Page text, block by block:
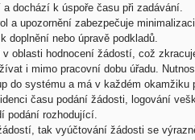
dochází k úspoře času při zadávání.
a upozornění zabezpečuje
doplnění nebo úpravě podkladů.
oblasti hodnocení žádostí, což
i mimo pracovní dobu úřadu.
do systému a má v každém okamžiku
času podání žádosti, logování
podání rozhodující.
tak vyúčtování žádosti se